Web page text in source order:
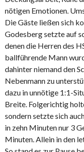
nötigen Emotionen.
Die Gäste ließen sich
Godesberg setzte auf
denen die Herren des
ballführende Mann
dahinter niemand den
Nebenmann zu
dazu in unnötige 1:1-
Breite. Folgerichtig
sondern setzte sich
in zehn Minuten nur 3
Minuten. Allein in den